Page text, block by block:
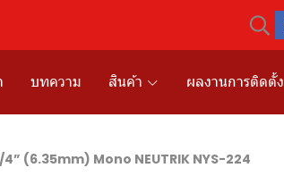
บทความ สินค้า ผลงานการติดตั้ง
(6.35mm) Mono NEUTRIK NYS-224